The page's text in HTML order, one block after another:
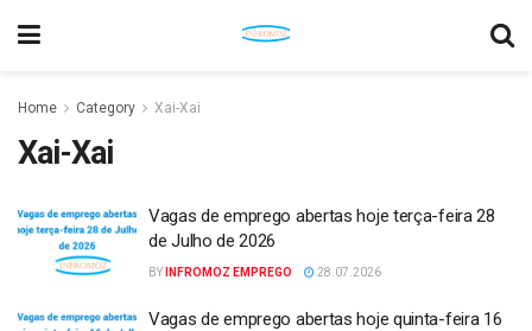
Home Category Xai-Xai
Xai-Xai
Vagas de emprego abertas hoje terça-feira 28
de Julho de 2026
BY INFROMOZ EMPREGO 28.07.2026
Vagas de emprego abertas hoje quinta-feira 16